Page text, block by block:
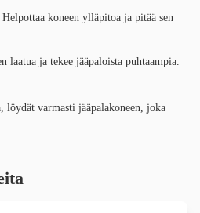
Helpottaa koneen ylläpitoa ja pitää sen
laatua ja tekee jääpaloista puhtaampia.
löydät varmasti jääpalakoneen, joka